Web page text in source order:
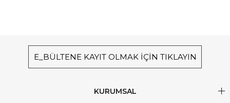
E_BÜLTENE KAYIT OLMAK İÇİN TIKLAYIN
KURUMSAL